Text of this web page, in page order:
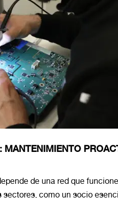
MANTENIMIENTO
de una red que
sectores, como un socio